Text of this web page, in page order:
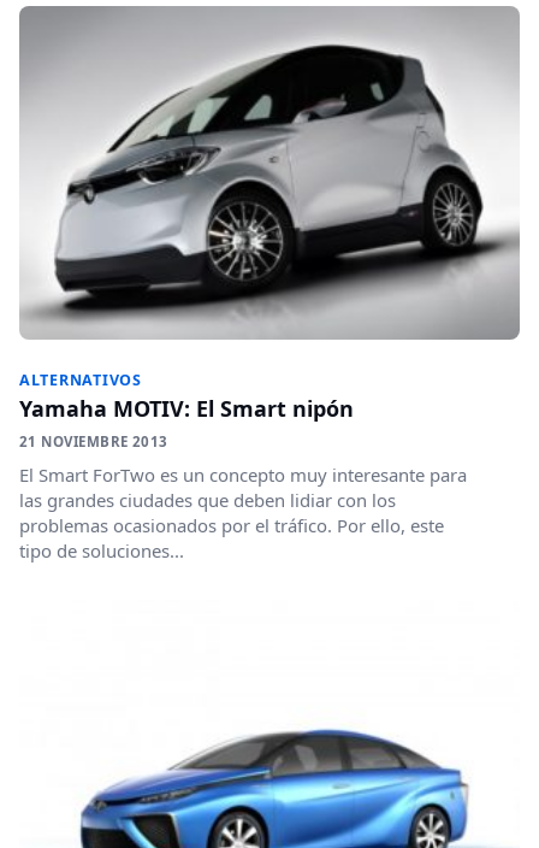
ALTERNATIVOS
Yamaha MOTIV: El Smart nipón
21 NOVIEMBRE 2013
El Smart ForTwo es un concepto muy interesante para
las grandes ciudades que deben lidiar con los
problemas ocasionados por el tráfico. Por ello, este
tipo de soluciones...